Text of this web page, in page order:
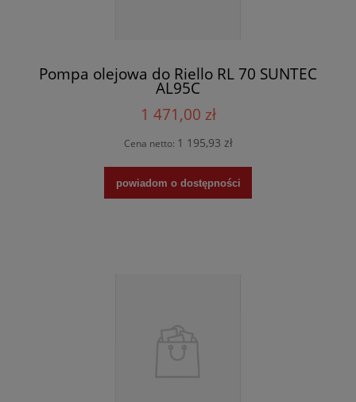
Pompa olejowa do Riello RL 70 SUNTEC
AL95C
1 471,00 zł
Cena netto: 1 195,93 zł
powiadom o dostępności